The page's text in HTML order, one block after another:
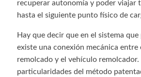
recuperar autonomía y poder viajar
hasta el siguiente punto físico de
Hay que decir que en el sistema
existe una conexión mecánica entre
remolcado y el vehículo remolcador.
particularidades del método